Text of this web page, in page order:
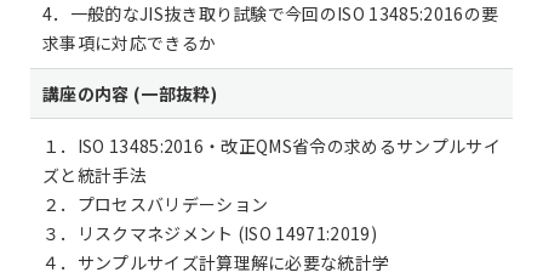
4．一般的なJIS抜き取り試験で今回のISO 13485:2016の要
求事項に対応できるか
講座の内容 (一部抜粋)
１．ISO 13485:2016・改正QMS省令の求めるサンプルサイ
ズと統計手法
２．プロセスバリデーション
３．リスクマネジメント (ISO 14971:2019)
４．サンプルサイズ計算理解に必要な統計学